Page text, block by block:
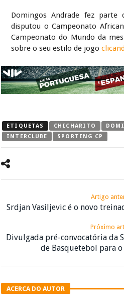
Domingos Andrade fez parte
disputou o Campeonato
Campeonato do Mundo da
sobre o seu estilo de jogo
ETIQUETAS CHICHARITO
INTERCLUBE
SPORTING CP
Artigo
Srdjan Vasiljevic é o novo
Próximo
Divulgada pré-convocatória da
de Basquetebol para
ACERCA DO AUTOR